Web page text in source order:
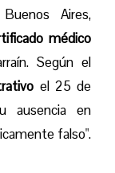
Aires,
médico
Según el
el 25 de
ausencia en
falso".